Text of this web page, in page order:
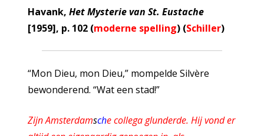
Havank, Het Mysterie van St. Eustache
[1959], p. 102 (moderne spelling) (Schiller)
“Mon Dieu, mon Dieu,” mompelde Silvère
bewonderend. “Wat een stad!”
Zijn Amsterdamschecollega glunderde. Hij vond er